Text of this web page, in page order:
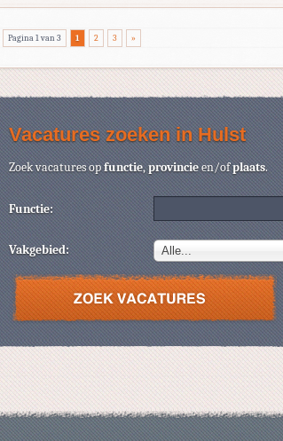
Pagina 1 van 3 1 2 3 »
Vacatures zoeken in Hulst
Zoek vacatures opfunctie,provincieen/ofplaats.
Functie:
Vakgebied: Alle...